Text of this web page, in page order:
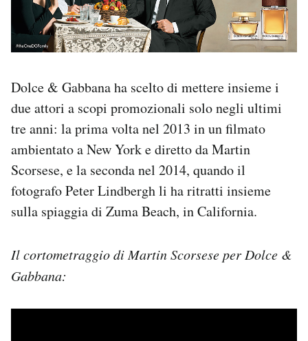
Dolce & Gabbana ha scelto di mettere insieme i
due attori a scopi promozionali solo negli ultimi
tre anni: la prima volta nel 2013 in un filmato
ambientato a New York e diretto da Martin
Scorsese, e la seconda nel 2014, quando il
fotografo Peter Lindbergh li ha ritratti insieme
sulla spiaggia di Zuma Beach, in California.
Il cortometraggio di Martin Scorsese per Dolce &
Gabbana: